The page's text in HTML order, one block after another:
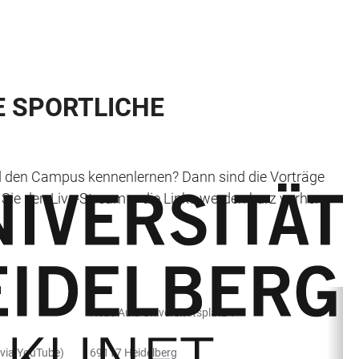
SPORTLICHE
Campus kennenlernen? Dann sind die Vorträge
den Live-Stream – die Links werden kurz vorher
YouTube)
Neue Aula Universitätsplatz 1
69117 Heidelberg